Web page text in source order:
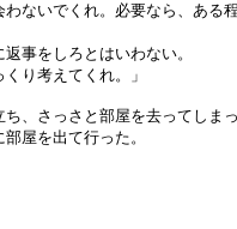
ないでくれ。必要なら、ある
事をしろとはいわない。
り考えてくれ。」
、さっさと部屋を去ってしまっ
屋を出て行った。